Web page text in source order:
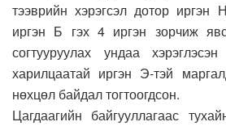
тээврийн хэрэгсэл дотор
иргэн Б гэх 4 иргэн зорчиж
согтууруулах ундаа
харилцаатай иргэн Э-тэй
нөхцөл байдал тогтоогдсон.
Цагдаагийн байгууллагаас